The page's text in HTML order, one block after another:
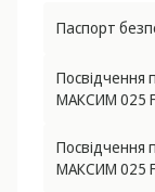
Паспорт
Посвідчення
МАКСИМ 025
Посвідчення
МАКСИМ 025